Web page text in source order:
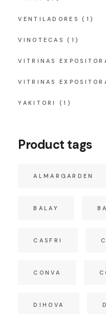
VENTILADORES (1)
VINOTECAS (1)
VITRINAS
VITRINAS
YAKITORI (1)
Product tags
ALMARGARDEN
BALAY
CASFRI
CONVA
DIHOVA